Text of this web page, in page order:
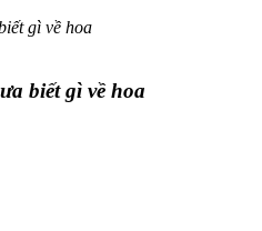
gì về hoa
biết gì về hoa